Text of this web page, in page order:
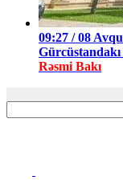
09:27 / 08
Rəsmi Bakı